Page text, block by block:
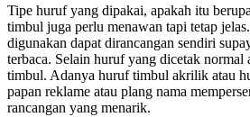
Tipe huruf yang dipakai, apakah itu
timbul juga perlu menawan tapi tetap
digunakan dapat dirancangan sendiri
terbaca. Selain huruf yang dicetak normal
timbul. Adanya huruf timbul akrilik atau
papan reklame atau plang nama
rancangan yang menarik.